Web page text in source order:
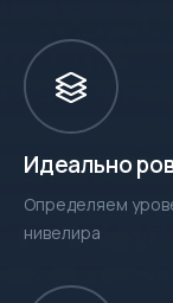
Идеально
Определяем
нивелира